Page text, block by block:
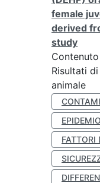
female
derived
study
Risultati
animale
FATTORI